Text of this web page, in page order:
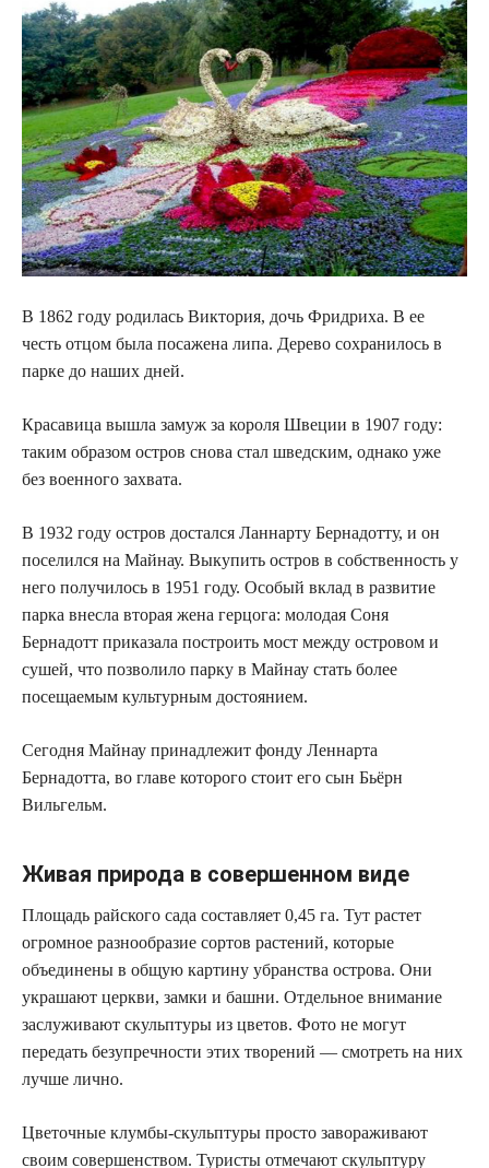
В 1862 году родилась Виктория, дочь Фридриха. В ее
честь отцом была посажена липа. Дерево сохранилось в
парке до наших дней.
Красавица вышла замуж за короля Швеции в 1907 году:
таким образом остров снова стал шведским, однако уже
без военного захвата.
В 1932 году остров достался Ланнарту Бернадотту, и он
поселился на Майнау. Выкупить остров в собственность у
него получилось в 1951 году. Особый вклад в развитие
парка внесла вторая жена герцога: молодая Соня
Бернадотт приказала построить мост между островом и
сушей, что позволило парку в Майнау стать более
посещаемым культурным достоянием.
Сегодня Майнау принадлежит фонду Леннарта
Бернадотта, во главе которого стоит его сын Бьёрн
Вильгельм.
Живая природа в совершенном виде
Площадь райского сада составляет 0,45 га. Тут растет
огромное разнообразие сортов растений, которые
объединены в общую картину убранства острова. Они
украшают церкви, замки и башни. Отдельное внимание
заслуживают скульптуры из цветов. Фото не могут
передать безупречности этих творений — смотреть на них
лучше лично.
Цветочные клумбы-скульптуры просто завораживают
своим совершенством. Туристы отмечают скульптуру